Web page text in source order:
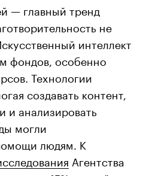
— главный тренд
не
интеллект
фондов, особенно
Технологии
создавать контент,
и анализировать
могли
людям. К
Агентства